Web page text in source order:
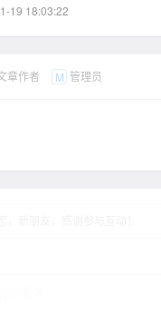
19 18:03:22
章作者 M 管理员